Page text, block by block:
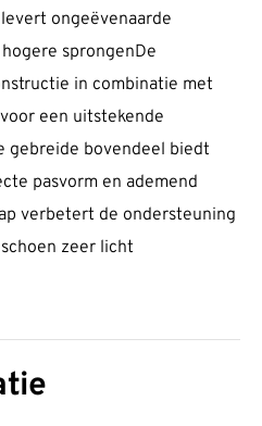
ongeëvenaarde
sprongenDe
in combinatie met
een uitstekende
bovendeel biedt
pasvorm en ademend
verbetert de ondersteuning
zeer licht